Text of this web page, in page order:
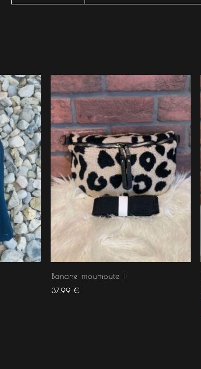
Banane moumoute II
37.99 €